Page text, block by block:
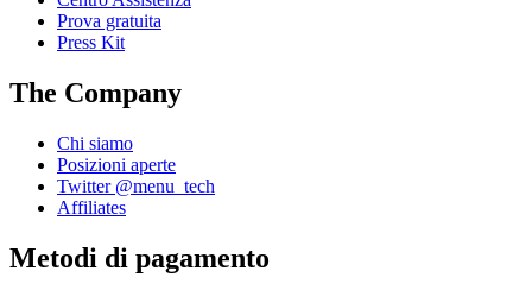
Prova gratuita
Press Kit
The Company
Chi siamo
Posizioni aperte
Twitter @menu_tech
Affiliates
Metodi di pagamento